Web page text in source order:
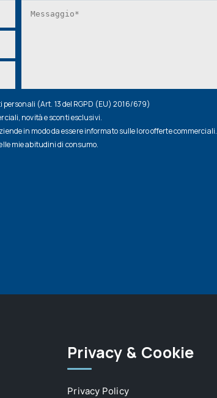
(Art. 13 del RGPD (EU) 2016/679)
novità e sconti esclusivi.
in modo da essere informato sulle loro offerte commerciali.
mie abitudini di consumo.
Privacy & Cookie
Privacy Policy